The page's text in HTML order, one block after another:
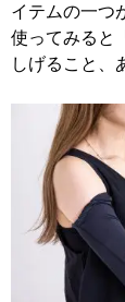
イテムの一つ
使ってみると
しげること、